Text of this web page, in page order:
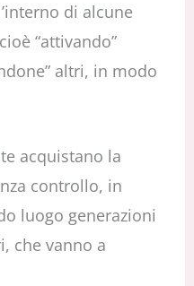
di alcune
“attivando”
altri, in modo
acquistano la
controllo, in
luogo generazioni
che vanno a